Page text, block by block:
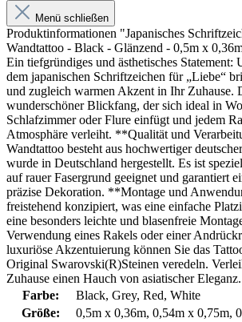
Menü schließen
Produktinformationen "Japanisches
Wandtattoo - Black - Glänzend - 0,5m x
Ein tiefgründiges und ästhetisches Statement:
dem japanischen Schriftzeichen für „Liebe“
und zugleich warmen Akzent in Ihr Zuhause.
wunderschöner Blickfang, der sich ideal in
Schlafzimmer oder Flure einfügt und jedem
Atmosphäre verleiht. **Qualität und
Wandtattoo besteht aus hochwertiger
wurde in Deutschland hergestellt. Es ist
auf rauer Fasergrund geeignet und garantiert
präzise Dekoration. **Montage und
freistehend konzipiert, was eine einfache
eine besonders leichte und blasenfreie
Verwendung eines Rakels oder einer
luxuriöse Akzentuierung können Sie das
Original Swarovski(R)Steinen veredeln.
Zuhause einen Hauch von asiatischer Eleganz.
Farbe:
Black, Grey, Red, White
Größe:
0,5m x 0,36m, 0,54m x 0,75m,